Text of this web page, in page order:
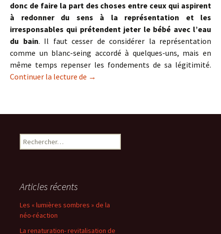
donc de faire la part des choses entre ceux qui aspirent
à redonner du sens à la représentation et les
irresponsables qui prétendent jeter le bébé avec l’eau
du bain. Il faut cesser de considérer la représentation
comme un blanc-seing accordé à quelques-uns, mais en
même temps repenser les fondements de sa légitimité.
Continuer la lecture de La représentation en question
→
Rechercher :
Articles récents
Les « lumières sombres » de la
néo-réaction
La renaturation- revitalisation de